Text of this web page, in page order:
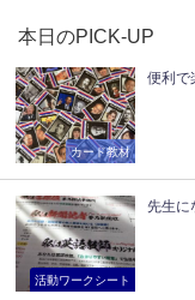
本日のPICK-UP
カード教材
便利で
活動ワークシート
先生に